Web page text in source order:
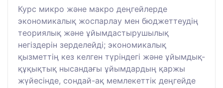
Курс микро және макро деңгейлерде
экономикалық жоспарлау мен бюджеттеудің
теориялық және ұйымдастырушылық
негіздерін зерделейді; экономикалық
қызметтің кез келген түріндегі және ұйымдық-
құқықтық нысандағы ұйымдардың қаржы
жүйесінде, сондай-ақ мемлекеттік деңгейде